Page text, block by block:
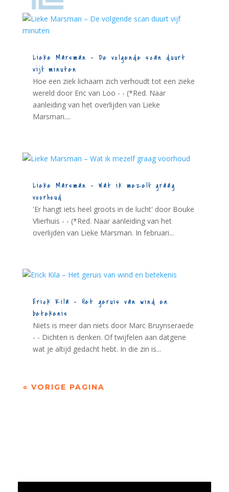
Lieke Marsman – De volgende scan duurt
vijf minuten
Hoe een ziek lichaam zich verhoudt tot een zieke
wereld door Eric van Loo - - (*Red. Naar
aanleiding van het overlijden van Lieke
Marsman....
Lieke Marsman – Wat ik mezelf graag
voorhoud
'Er hangt iets heel groots in de lucht' door Bouke
Vlierhuis - - (*Red. Naar aanleiding van het
overlijden van Lieke Marsman. In februari...
Erick Kila – Het geruis van wind en
betekenis
Niets is meer dan niets door Marc Bruynseraede
- - Dichten is denken. Of twijfelen aan datgene
wat je altijd gedacht hebt. In die zin is...
« VORIGE PAGINA